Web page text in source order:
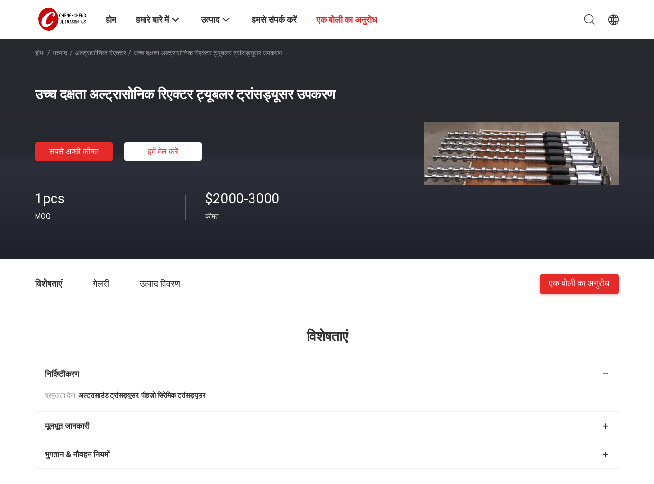
होम हमारे बारे में उत्पाद हमसे संपर्क करें एक बोली का अनुरोध
होम / उत्पाद / अल्ट्रासोनिक रिएक्टर / उच्च दक्षता अल्ट्रासोनिक रिएक्टर ट्यूबलर ट्रांसड्यूसर उपकरण
उच्च दक्षता अल्ट्रासोनिक रिएक्टर ट्यूबलर ट्रांसड्यूसर उपकरण
सबसे अच्छी कीमत हमें मेल करें
1pcs
MOQ
$2000-3000
कीमत
विशेषताएं गेलरी उत्पाद विवरण एक बोली का अनुरोध
विशेषताएं
निर्दिष्टीकरण
प्रमुखता देना: अल्ट्रासाउंड ट्रांसड्यूसर,पीइज़ो सिरेमिक ट्रांसड्यूसर
मूलभूत जानकारी
भुगतान & नौवहन नियमों